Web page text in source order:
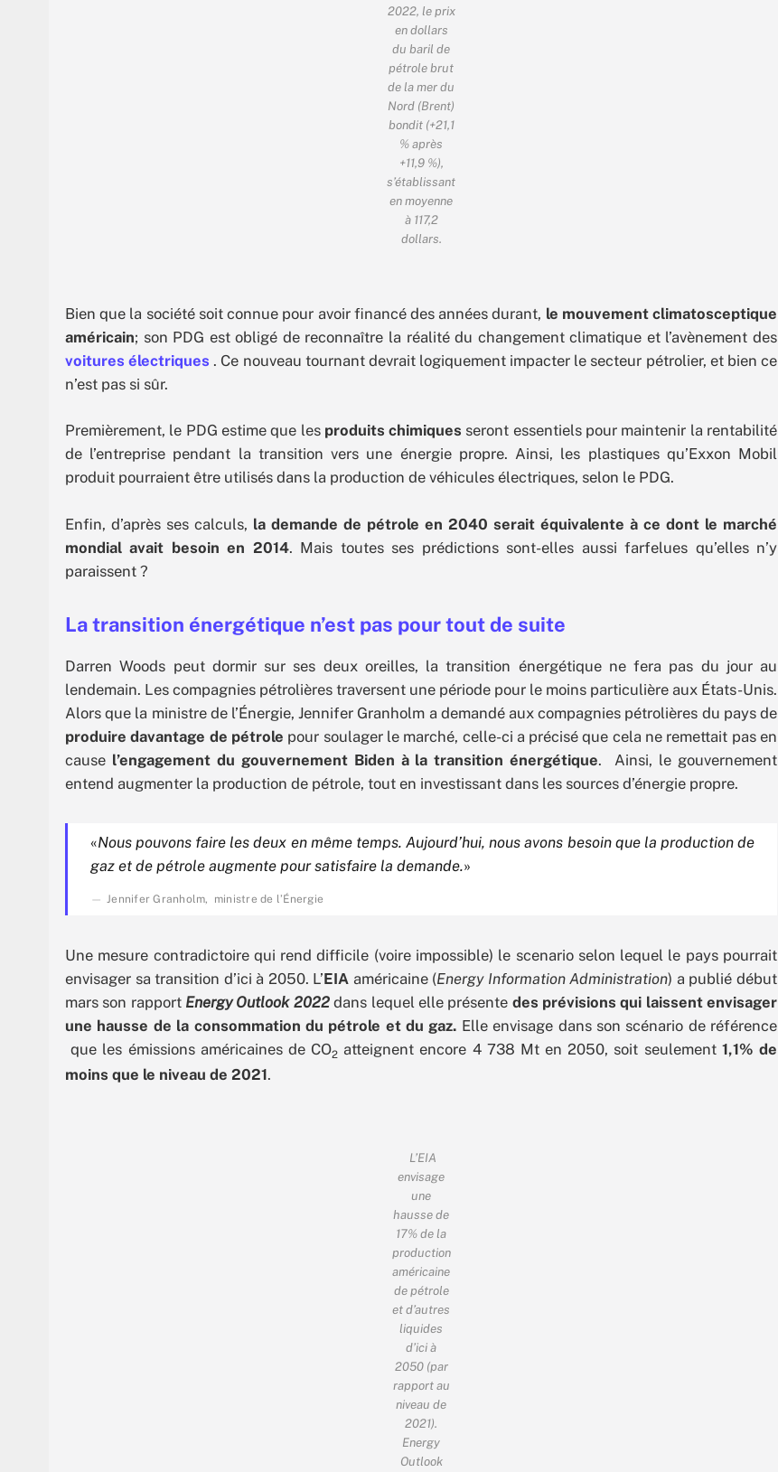
2022, le prix
en dollars
du baril de
pétrole brut
de la mer du
Nord (Brent)
bondit (+21,1
% après
+11,9 %),
s’établissant
en moyenne
à 117,2
dollars.
Bien que la société soit connue pour avoir financé des années durant, le mouvement climatosceptique
américain; son PDG est obligé de reconnaître la réalité du changement climatique et l’avènement des
voitures électriques . Ce nouveau tournant devrait logiquement impacter le secteur pétrolier, et bien ce
n’est pas si sûr.
Premièrement, le PDG estime que les produits chimiques seront essentiels pour maintenir la rentabilité
de l’entreprise pendant la transition vers une énergie propre. Ainsi, les plastiques qu’Exxon Mobil
produit pourraient être utilisés dans la production de véhicules électriques, selon le PDG.
Enfin, d’après ses calculs, la demande de pétrole en 2040 serait équivalente à ce dont le marché
mondial avait besoin en 2014. Mais toutes ses prédictions sont-elles aussi farfelues qu’elles n’y
paraissent ?
La transition énergétique n’est pas pour tout de suite
Darren Woods peut dormir sur ses deux oreilles, la transition énergétique ne fera pas du jour au
lendemain. Les compagnies pétrolières traversent une période pour le moins particulière aux États-Unis.
Alors que la ministre de l’Énergie, Jennifer Granholm a demandé aux compagnies pétrolières du pays de
produire davantage de pétrole pour soulager le marché, celle-ci a précisé que cela ne remettait pas en
cause l’engagement du gouvernement Biden à la transition énergétique. Ainsi, le gouvernement
entend augmenter la production de pétrole, tout en investissant dans les sources d’énergie propre.
«Nous pouvons faire les deux en même temps. Aujourd’hui, nous avons besoin que la production de
gaz et de pétrole augmente pour satisfaire la demande.»
Jennifer Granholm, ministre de l’Énergie
Une mesure contradictoire qui rend difficile (voire impossible) le scenario selon lequel le pays pourrait
envisager sa transition d’ici à 2050. L’EIA américaine (Energy Information Administration) a publié début
mars son rapport Energy Outlook 2022dans lequel elle présente des prévisions qui laissent envisager
une hausse de la consommation du pétrole et du gaz. Elle envisage dans son scénario de référence
que les émissions américaines de CO2 atteignent encore 4 738 Mt en 2050, soit seulement 1,1% de
moins que le niveau de 2021.
L’EIA
envisage
une
hausse de
17% de la
production
américaine
de pétrole
et d’autres
liquides
d’ici à
2050 (par
rapport au
niveau de
2021).
Energy
Outlook